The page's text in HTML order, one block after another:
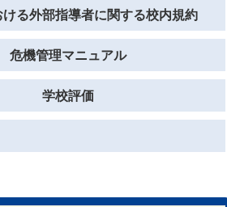
る外部指導者に関する校内規約
危機管理マニュアル
学校評価